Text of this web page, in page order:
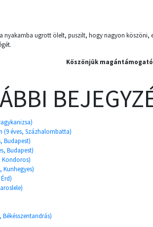
nyakamba ugrott ölelt, puszilt, hogy nagyon köszöni,
Köszönjük
(9 éves, Százhalombatta)
Budapest)
Budapest)
Kondoros)
Kunhegyes)
Békésszentandrás)